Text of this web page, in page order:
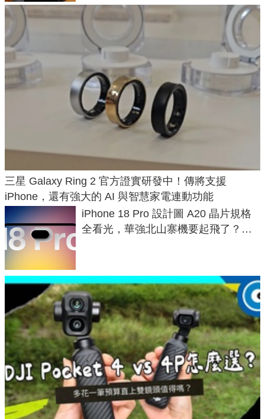
三星 Galaxy Ring 2 官方證實研發中！傳將支援
iPhone，還有強大的 AI 與智慧家電連動功能
iPhone 18 Pro 設計圖 A20 晶片規格
全看光，華強北山寨機要起飛了？專